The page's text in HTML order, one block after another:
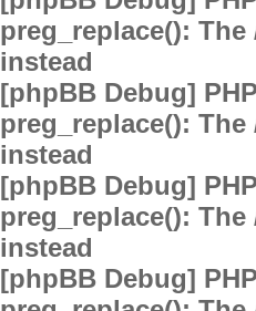
preg_replace():
instead
[phpBB Debug]
preg_replace():
instead
[phpBB Debug]
preg_replace():
instead
[phpBB Debug]